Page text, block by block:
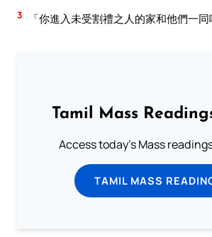
3 「你進入未受割禮之人的家和他們一同
Tamil Mass
Access today's Mass
TAMIL MASS